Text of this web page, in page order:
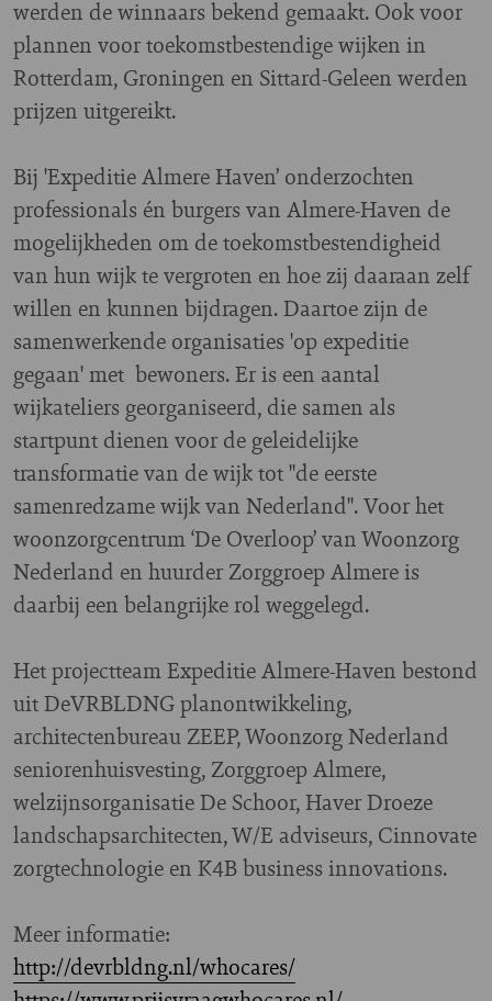
werden de winnaars bekend gemaakt. Ook voor
plannen voor toekomstbestendige wijken in
Rotterdam, Groningen en Sittard-Geleen werden
prijzen uitgereikt.
Bij 'Expeditie Almere Haven’ onderzochten
professionals én burgers van Almere-Haven de
mogelijkheden om de toekomstbestendigheid
van hun wijk te vergroten en hoe zij daaraan zelf
willen en kunnen bijdragen. Daartoe zijn de
samenwerkende organisaties 'op expeditie
gegaan' met bewoners. Er is een aantal
wijkateliers georganiseerd, die samen als
startpunt dienen voor de geleidelijke
transformatie van de wijk tot "de eerste
samenredzame wijk van Nederland".Voor het
woonzorgcentrum ‘De Overloop’ van Woonzorg
Nederland en huurder Zorggroep Almere is
daarbij een belangrijke rol weggelegd.
Het projectteam Expeditie Almere-Haven bestond
uit DeVRBLDNG planontwikkeling,
architectenbureau ZEEP, Woonzorg Nederland
seniorenhuisvesting, Zorggroep Almere,
welzijnsorganisatie De Schoor, Haver Droeze
landschapsarchitecten, W/E adviseurs, Cinnovate
zorgtechnologie en K4B business innovations.
Meer informatie:
http://devrbldng.nl/whocares/